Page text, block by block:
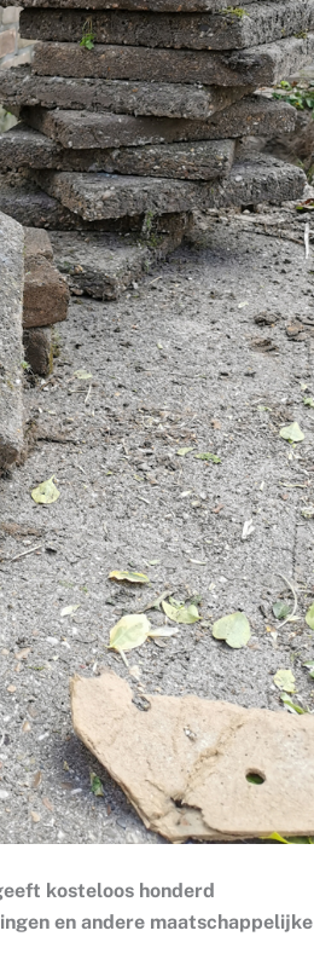
kosteloos honderd
en andere maatschappelijke